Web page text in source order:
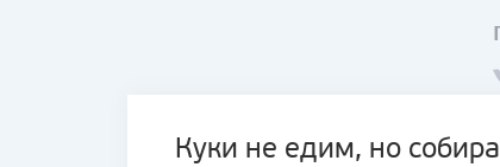
Куки не едим, но